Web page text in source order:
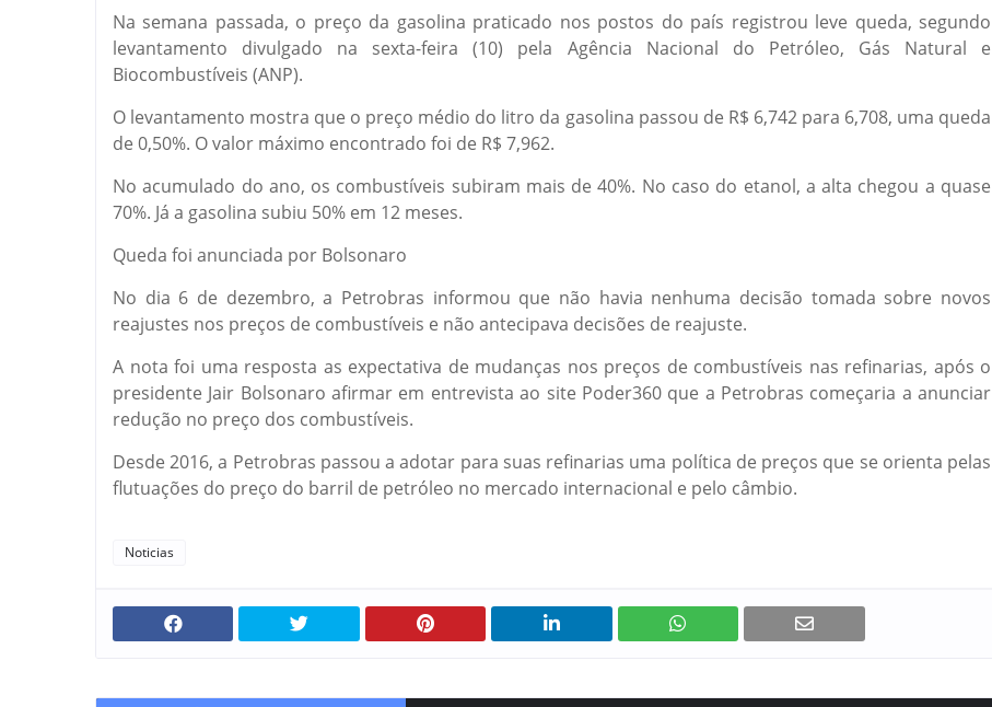
Na semana passada, o preço da gasolina praticado nos postos do país registrou leve queda, segundo
levantamento divulgado na sexta-feira (10) pela Agência Nacional do Petróleo, Gás Natural e
Biocombustíveis (ANP).
O levantamento mostra que o preço médio do litro da gasolina passou de R$ 6,742 para 6,708, uma queda
de 0,50%. O valor máximo encontrado foi de R$ 7,962.
No acumulado do ano, os combustíveis subiram mais de 40%. No caso do etanol, a alta chegou a quase
70%. Já a gasolina subiu 50% em 12 meses.
Queda foi anunciada por Bolsonaro
No dia 6 de dezembro, a Petrobras informou que não havia nenhuma decisão tomada sobre novos
reajustes nos preços de combustíveis e não antecipava decisões de reajuste.
A nota foi uma resposta as expectativa de mudanças nos preços de combustíveis nas refinarias, após o
presidente Jair Bolsonaro afirmar em entrevista ao site Poder360 que a Petrobras começaria a anunciar
redução no preço dos combustíveis.
Desde 2016, a Petrobras passou a adotar para suas refinarias uma política de preços que se orienta pelas
flutuações do preço do barril de petróleo no mercado internacional e pelo câmbio.
Noticias